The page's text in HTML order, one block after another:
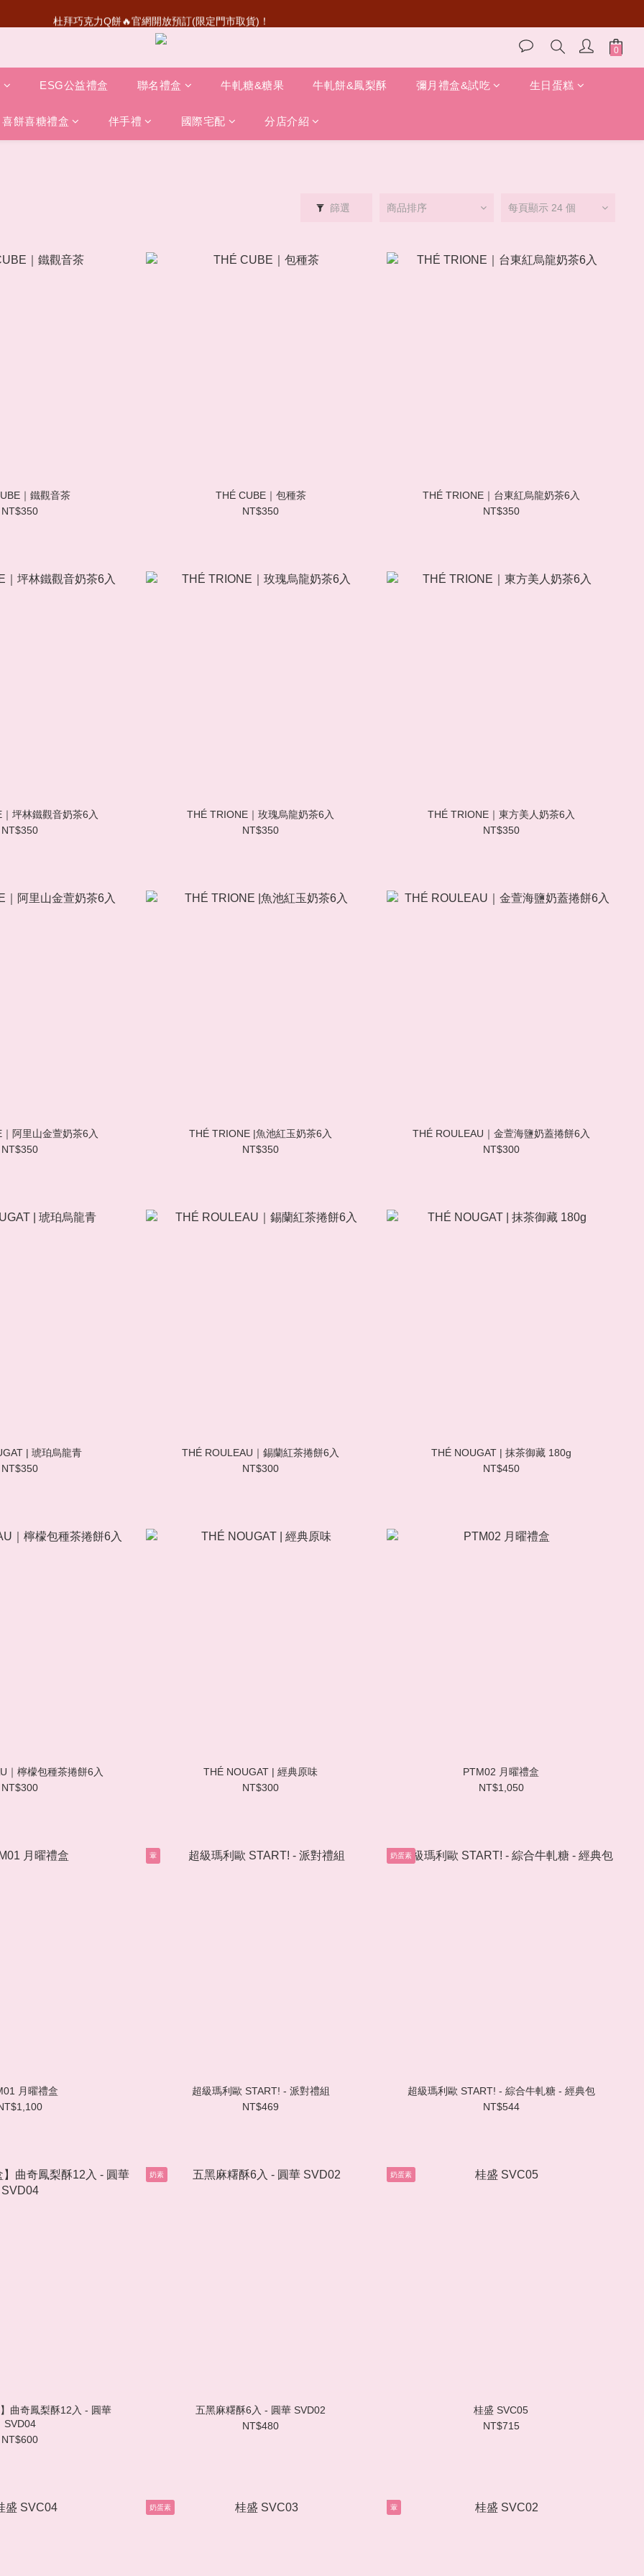
超級瑪利歐聯名登場！送禮收藏一次滿足
杜拜巧克力Q餅🔥官網開放預訂(限定門市取貨)！
首次加入會員💰送50元購物金
超級瑪利歐聯名登場！送禮收藏一次滿足
ESG公益禮盒 聯名禮盒 牛軋糖&糖果 牛軋餅&鳳梨酥 彌月禮盒&試吃 生日蛋糕
喜餅喜糖禮盒 伴手禮 國際宅配 分店介紹
篩選 商品排序 每頁顯示 24 個
｜鐵觀音茶
NT$350
THÉ CUBE｜包種茶
NT$350
THÉ TRIONE｜台東紅烏龍奶茶6入
NT$350
坪林鐵觀音奶茶6入
NT$350
THÉ TRIONE｜玫瑰烏龍奶茶6入
NT$350
THÉ TRIONE｜東方美人奶茶6入
NT$350
阿里山金萱奶茶6入
NT$350
THÉ TRIONE |魚池紅玉奶茶6入
NT$350
THÉ ROULEAU｜金萱海鹽奶蓋捲餅6入
NT$300
| 琥珀烏龍青
NT$350
THÉ ROULEAU｜錫蘭紅茶捲餅6入
NT$300
THÉ NOUGAT | 抹茶御藏 180g
NT$450
｜檸檬包種茶捲餅6入
NT$300
THÉ NOUGAT | 經典原味
NT$300
PTM02 月曜禮盒
NT$1,050
月曜禮盒
葷
超級瑪利歐 START! - 派對禮組
NT$469
奶蛋素
超級瑪利歐 START! - 綜合牛軋糖 - 經典包
NT$544
】曲奇鳳梨酥12入 - 圓華
SVD04
NT$600
奶素
五黑麻糬酥6入 - 圓華 SVD02
NT$480
奶蛋素
桂盛 SVC05
NT$715
奶蛋素 葷